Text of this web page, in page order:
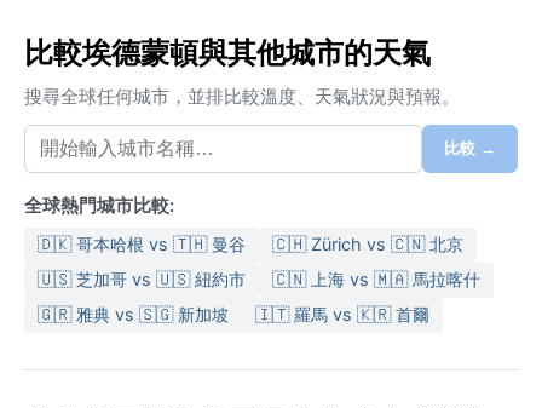
比較埃德蒙頓與其他城市的天氣
搜尋全球任何城市，並排比較溫度、天氣狀況與預報。
比較 →
全球熱門城市比較:
🇩🇰 哥本哈根 vs 🇹🇭 曼谷
🇨🇭 Zürich vs 🇨🇳 北京
🇺🇸 芝加哥 vs 🇺🇸 紐約市
🇨🇳 上海 vs 🇲🇦 馬拉喀什
🇬🇷 雅典 vs 🇸🇬 新加坡
🇮🇹 羅馬 vs 🇰🇷 首爾